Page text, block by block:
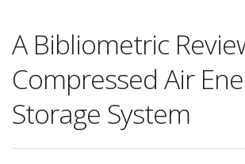
A Bibliometric
Compressed Air
Storage System